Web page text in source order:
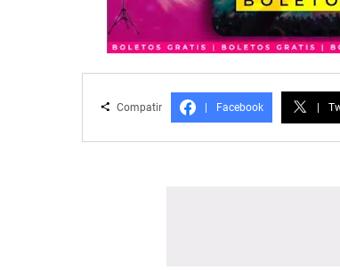
Compatir Facebook